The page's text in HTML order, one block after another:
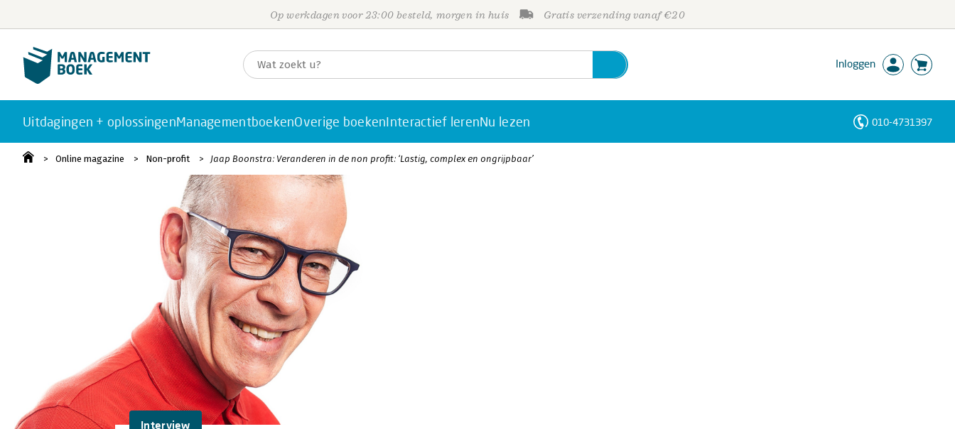
Op werkdagen voor 23:00 besteld, morgen in huis Gratis verzending vanaf €20
Inloggen
Uitdagingen + oplossingenManagementboekenOverige boekenInteractief lerenNu lezen 010-4731397
Online magazine Non-profit Jaap Boonstra: Veranderen in de non profit: ‘Lastig, complex en ongrijpbaar’
Interview
Personen